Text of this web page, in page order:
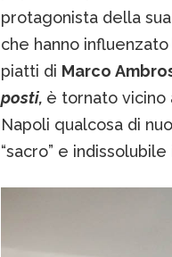
protagonista della
che hanno
piatti di Marco
posti, è tornato vicino
Napoli qualcosa di
“sacro” e